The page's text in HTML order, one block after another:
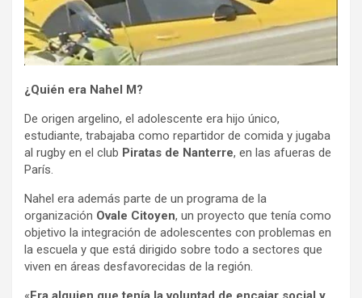
¿Quién era Nahel M?
De origen argelino, el adolescente era hijo único,
estudiante, trabajaba como repartidor de comida y jugaba
al rugby en el club Piratas de Nanterre, en las afueras de
París.
Nahel era además parte de un programa de la
organización Ovale Citoyen, un proyecto que tenía como
objetivo la integración de adolescentes con problemas en
la escuela y que está dirigido sobre todo a sectores que
viven en áreas desfavorecidas de la región.